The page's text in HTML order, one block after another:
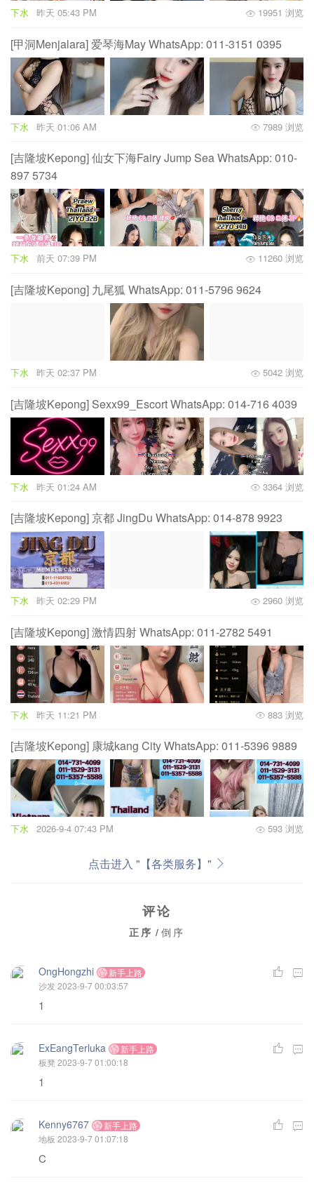
下水 昨天 05:43 PM 19951 浏览
[甲洞Menjalara] 爱琴海May WhatsApp: 011-3151 0395
下水 昨天 01:06 AM 7989 浏览
[吉隆坡Kepong] 仙女下海Fairy Jump Sea WhatsApp: 010-
897 5734
下水 前天 07:39 PM 11260 浏览
[吉隆坡Kepong] 九尾狐 WhatsApp: 011-5796 9624
下水 昨天 02:37 PM 5042 浏览
[吉隆坡Kepong] Sexx99_Escort WhatsApp: 014-716 4039
下水 昨天 01:24 AM 3364 浏览
[吉隆坡Kepong] 京都 JingDu WhatsApp: 014-878 9923
下水 昨天 02:29 PM 2960 浏览
[吉隆坡Kepong] 激情四射 WhatsApp: 011-2782 5491
下水 昨天 11:21 PM 883 浏览
[吉隆坡Kepong] 康城kang City WhatsApp: 011-5396 9889
下水 2026-9-4 07:43 PM 593 浏览
点击进入 "【各类服务】"
评论
正序 / 倒序
OngHongzhi
新手上路
沙发2023-9-7 00:03:57
1
ExEangTerluka
新手上路
板凳 2023-9-7 01:00:18
1
Kenny6767
新手上路
地板 2023-9-7 01:07:18
C